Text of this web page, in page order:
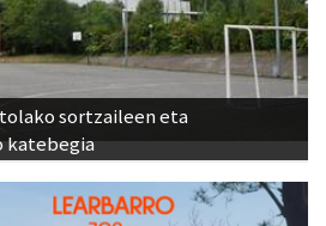
sortzaileen eta
katebegia